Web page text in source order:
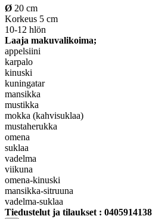
Ø 20 cm
Korkeus 5 cm
10-12 hlön
Laaja makuvalikoima;
appelsiini
karpalo
kinuski
kuningatar
mansikka
mustikka
mokka (kahvisuklaa)
mustaherukka
omena
suklaa
vadelma
viikuna
omena-kinuski
mansikka-sitruuna
vadelma-suklaa
Tiedustelut ja tilaukset : 0405914138